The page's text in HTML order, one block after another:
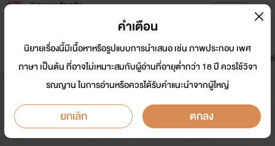
Tunwalai ธัญวลัย
หน้าแรก นิยาย อีบุ๊ก การ์ตูน
มาใหม่
ดรีมแชท ธัญลิสต์
ฤทธิ์รักคนเถื่อน Yaoi 25+ (SM)
นักเขียน: คิโยชิ
Y
คำเตือน
นิยายเรื่องนี้มีเนื้อหาหรือรูปแบบการนำเสนอ เช่น ภาพประกอบ เพศ
ภาษา เป็นต้น ที่อาจไม่เหมาะสมกับผู้อ่านที่อายุต่ำกว่า 18 ปี ควรใช้วิจา
รณญาน ในการอ่านหรือควรได้รับคำแนะนำจากผู้ใหญ่
ยกเลิก ตกลง